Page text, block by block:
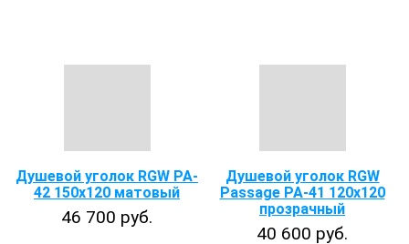
Душевой уголок RGW PA-
42 150x120 матовый
46 700 руб.
Душевой уголок RGW
Passage PA-41 120х120
прозрачный
40 600 руб.